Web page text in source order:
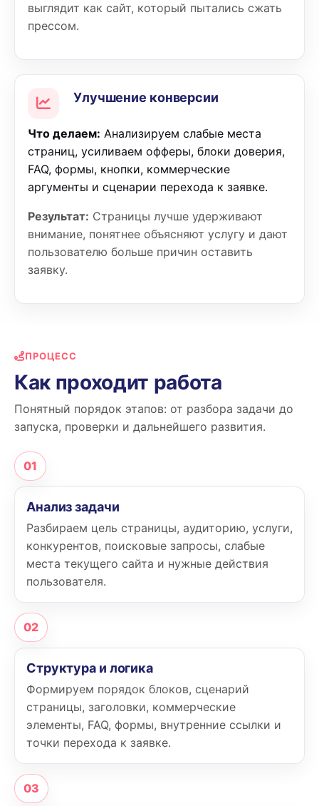
выглядит как сайт, который пытались сжать
прессом.
Улучшение конверсии
Что делаем: Анализируем слабые места
страниц, усиливаем офферы, блоки доверия,
FAQ, формы, кнопки, коммерческие
аргументы и сценарии перехода к заявке.
Результат: Страницы лучше удерживают
внимание, понятнее объясняют услугу и дают
пользователю больше причин оставить
заявку.
ПРОЦЕСС
Как проходит работа
Понятный порядок этапов: от разбора задачи до
запуска, проверки и дальнейшего развития.
01
Анализ задачи
Разбираем цель страницы, аудиторию, услуги,
конкурентов, поисковые запросы, слабые
места текущего сайта и нужные действия
пользователя.
02
Структура и логика
Формируем порядок блоков, сценарий
страницы, заголовки, коммерческие
элементы, FAQ, формы, внутренние ссылки и
точки перехода к заявке.
03